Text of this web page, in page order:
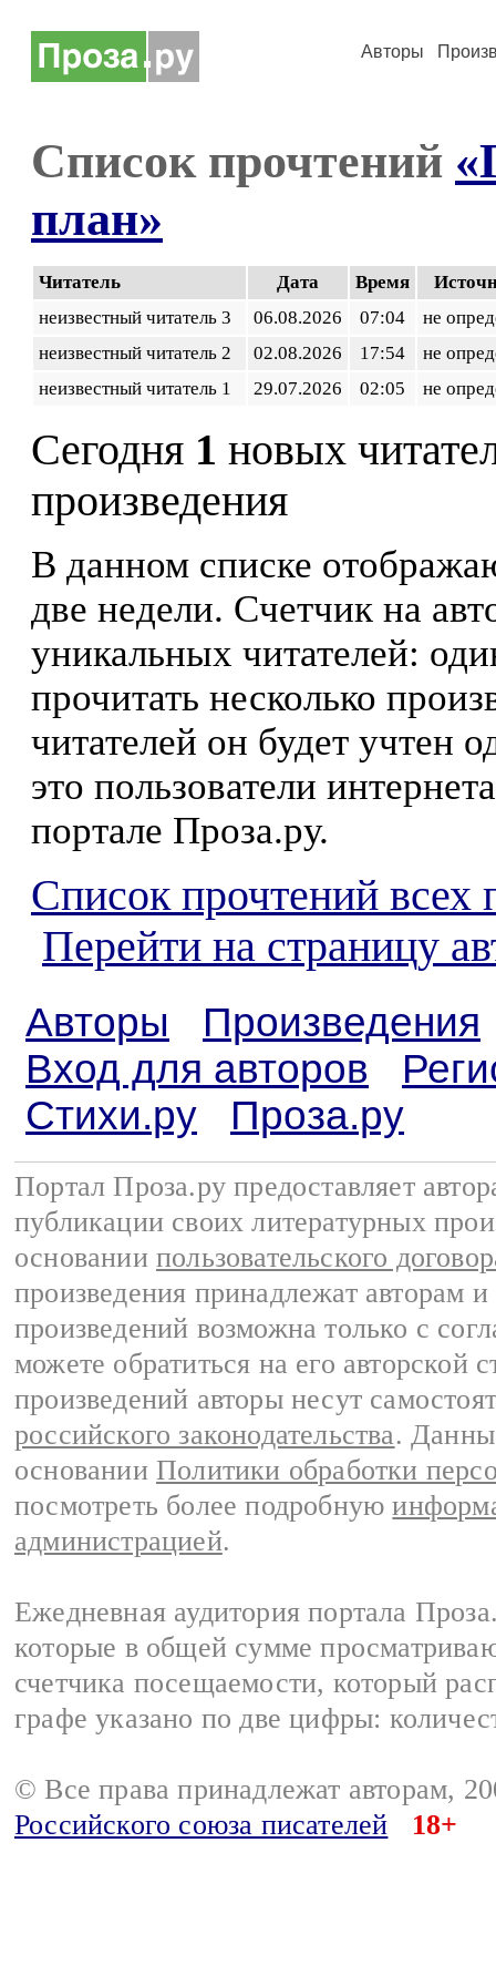
Авторы
Список прочтений
план»
Читатель Дата Время
неизвестный читатель 3
06.08.2026 07:04
не
неизвестный читатель 2
02.08.2026 17:54
не
неизвестный читатель 1
29.07.2026 02:05 не
Сегодня 1 новых
произведения
В данном списке
две недели. Счетчик на
уникальных читателей:
прочитать несколько
читателей он будет учтен
это пользователи
портале Проза.ру.
Список прочтений всех
Перейти на страницу
Авторы
Произведения
Вход для авторов
Стихи.ру
Проза.ру
Портал Проза.ру предоставляет
публикации своих литературных
основании пользовательского
произведения принадлежат авторам
произведений возможна только с
можете обратиться на его авторской
произведений авторы несут
российского законодательства.
основании Политики обработки
посмотреть более подробную
администрацией.
Ежедневная аудитория портала
которые в общей сумме
счетчика посещаемости, который
графе указано по две цифры:
© Все права принадлежат авторам,
Российского союза писателей
18+